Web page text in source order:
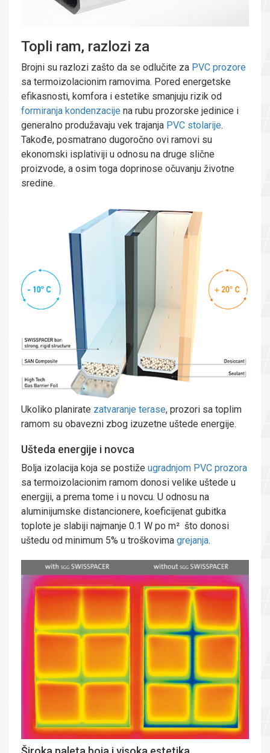
Topli ram, razlozi za
Brojni su razlozi zašto da se odlučite za PVC prozore
sa termoizolacionim ramovima. Pored energetske
efikasnosti, komfora i estetike smanjuju rizik od
formiranja kondenzacije na rubu prozorske jedinice i
generalno produžavaju vek trajanja PVC stolarije.
Takođe, posmatrano dugoročno ovi ramovi su
ekonomski isplativiji u odnosu na druge slične
proizvode, a osim toga doprinose očuvanju životne
sredine.
Ukoliko planirate zatvaranje terase, prozori sa toplim
ramom su obavezni zbog izuzetne uštede energije.
Ušteda energije i novca
Bolja izolacija koja se postiže ugradnjom PVC prozora
sa termoizolacionim ramom donosi velike uštede u
energiji, a prema tome i u novcu. U odnosu na
aluminijumske distancionere, koeficijenat gubitka
toplote je slabiji najmanje 0.1 W po m² što donosi
uštedu od minimum 5% u troškovima grejanja.